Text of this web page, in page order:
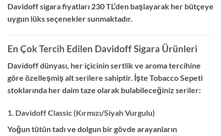
Davidoff sigara fiyatları 230 TL’den başlayarak her bütçeye
uygun lüks seçenekler sunmaktadır.
En Çok Tercih Edilen Davidoff Sigara Ürünleri
Davidoff dünyası, her içicinin sertlik ve aroma tercihine
göre özelleşmiş alt serilere sahiptir. İşte Tobacco Sepeti
stoklarında her daim taze olarak bulabileceğiniz seriler:
1. Davidoff Classic (Kırmızı/Siyah Vurgulu)
Yoğun tütün tadı ve dolgun bir gövde arayanların